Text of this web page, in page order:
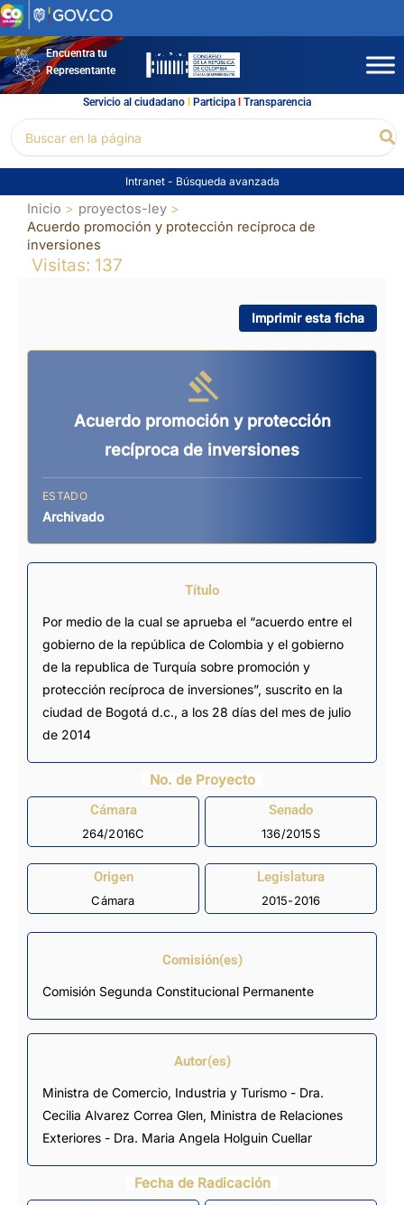
Ir
al
contenidoEncuentra tu
Representante
Servicio al ciudadano l Participal Transparencia
por:
Intranet - Búsqueda avanzada
Inicio
proyectos-ley
Acuerdo promoción y protección recíproca de
inversiones
Visitas: 137
Imprimir esta ficha
Acuerdo promoción y protección
recíproca de inversiones
ESTADO
Archivado
Título
Por medio de la cual se aprueba el “acuerdo entre el
gobierno de la república de Colombia y el gobierno
de la republica de Turquía sobre promoción y
protección recíproca de inversiones”, suscrito en la
ciudad de Bogotá d.c., a los 28 días del mes de julio
de 2014
No. de Proyecto
Cámara
264/2016C
Senado
136/2015S
Origen
Cámara
Legislatura
2015-2016
Comisión(es)
Comisión Segunda Constitucional Permanente
Autor(es)
Ministra de Comercio, Industria y Turismo - Dra.
Cecilia Alvarez Correa Glen, Ministra de Relaciones
Exteriores - Dra. Maria Angela Holguin Cuellar
Fecha de Radicación